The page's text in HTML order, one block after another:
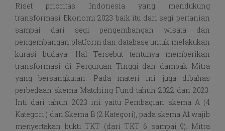
Riset prioritas Indonesia yang mendukung
transformasi Ekonomi 2023 baik itu dari segi pertanian
sampai dari segi pengembangan wisata dan
pengembangan platform dan database untuk melakukan
kurasi budaya. Hal Tersebut tentunya memberikan
transformasi di Perguruan Tinggi dan dampak Mitra
yang bersangkutan. Pada materi ini juga dibahas
perbedaan skema Matching Fund tahun 2022 dan 2023.
Inti dari tahun 2023 ini yaitu Pembagian skema A (4
Kategori ) dan Skema B (2 Kategori), pada skema A1 wajib
menyertakan bukti TKT (dari TKT 6 sampai 9). Mitra